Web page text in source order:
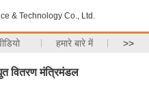
& Technology Co., Ltd.
हमारे बारे में >>
वितरण मंत्रिमंडल